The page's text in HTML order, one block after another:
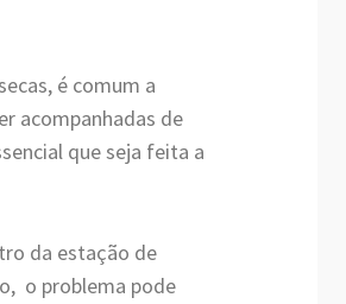
é comum a
acompanhadas de
que seja feita a
da estação de
o problema pode